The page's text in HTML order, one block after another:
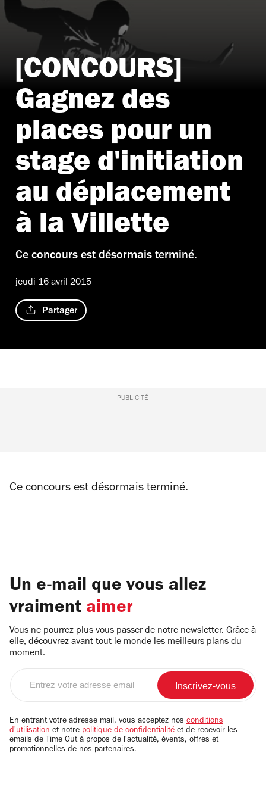
[CONCOURS]
Gagnez des
places pour un
stage d'initiation
au déplacement
à la Villette
Ce concours est désormais terminé.
jeudi 16 avril 2015
Partager
PUBLICITÉ
Ce concours est désormais terminé.
Un e-mail que vous allez
vraiment aimer
Vous ne pourrez plus vous passer de notre newsletter. Grâce à
elle, découvrez avant tout le monde les meilleurs plans du
moment.
email
En entrant votre adresse mail, vous acceptez nos conditions
d'utilisation et notre politique de confidentialité et de recevoir les
emails de Time Out à propos de l'actualité, évents, offres et
promotionnelles de nos partenaires.